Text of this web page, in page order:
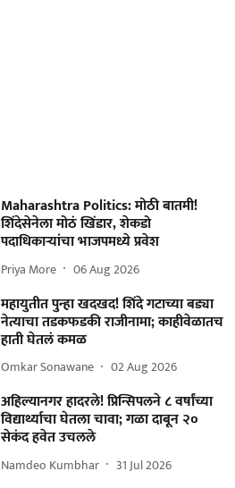
Maharashtra Politics: मोठी बातमी!
शिंदेसेनेला मोठं खिंडार, शेकडो
पदाधिकाऱ्यांचा भाजपमध्ये प्रवेश
Priya More 06 Aug 2026
महायुतीत पुन्हा खदखद! शिंदे गटाच्या बड्या
नेत्याचा तडकफडकी राजीनामा; काहीवेळातच
हाती घेतलं कमळ
Omkar Sonawane 02 Aug 2026
अहिल्यानगर हादरले! प्रिन्सिपलने ८ वर्षांच्या
विद्यार्थ्याचा घेतला चावा; गळा दाबून २०
सेकंद हवेत उचलले
Namdeo Kumbhar 31 Jul 2026